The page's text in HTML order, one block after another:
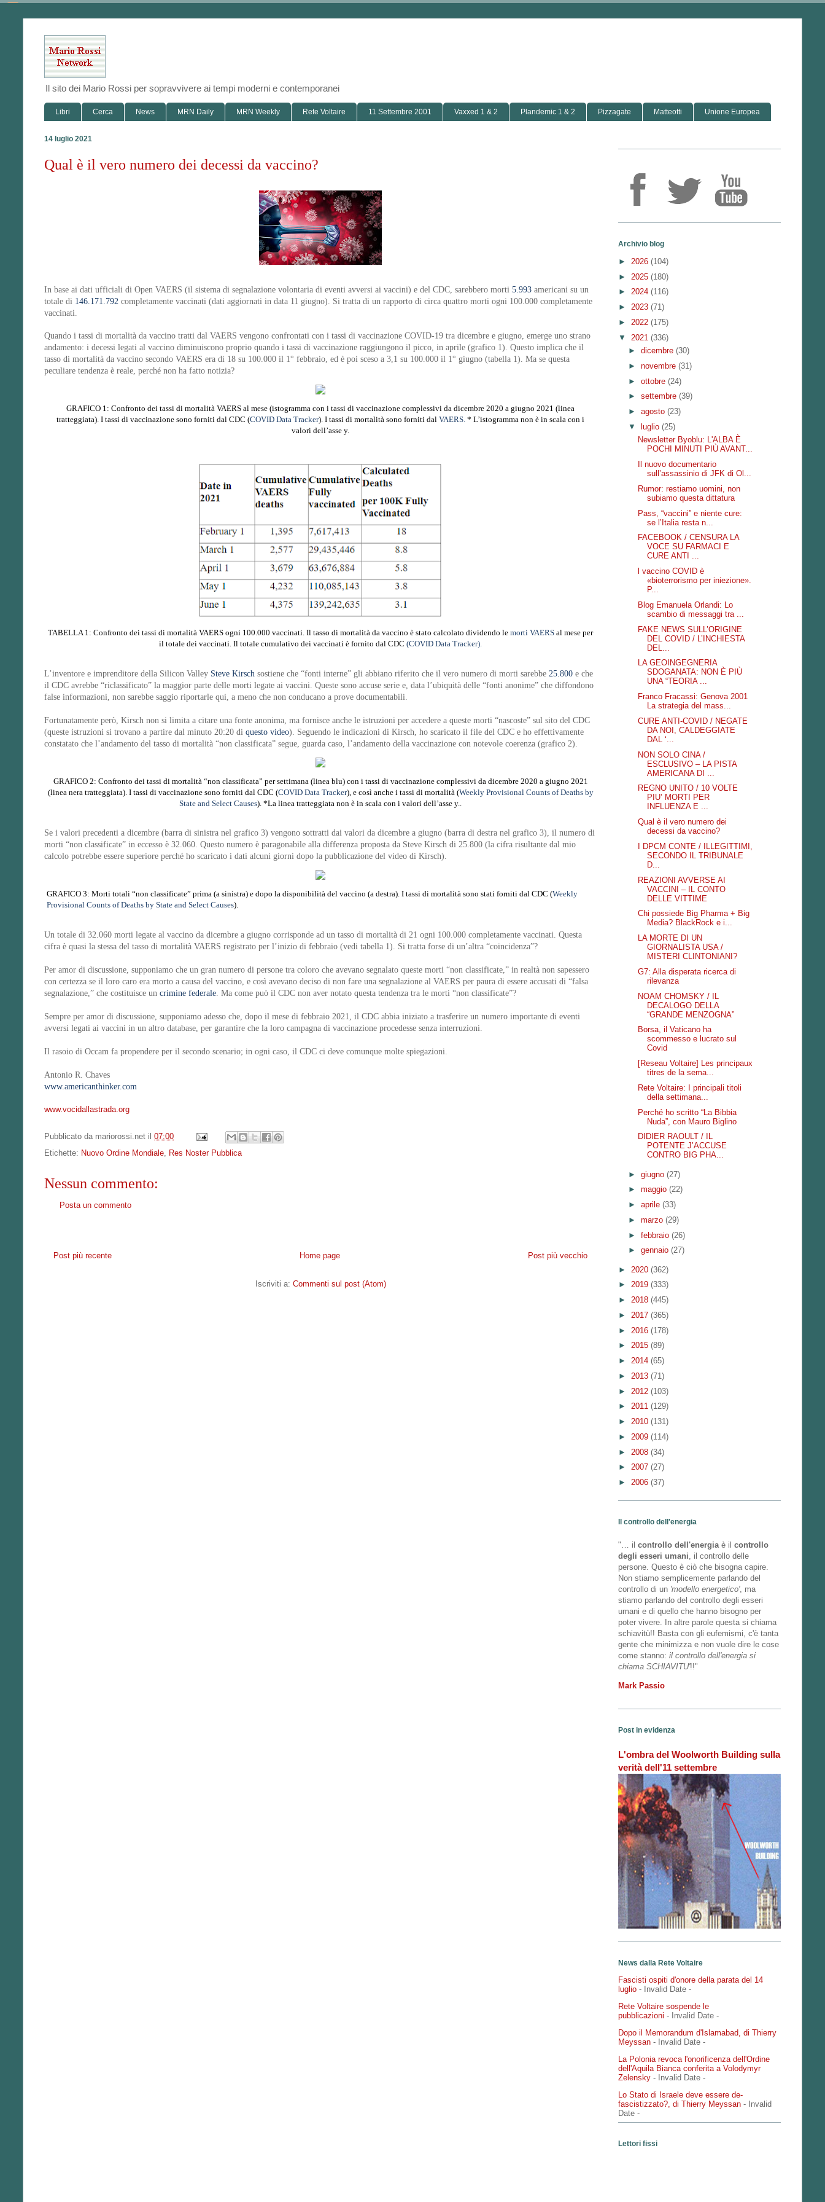
Il sito dei Mario Rossi per sopravvivere ai tempi moderni e contemporanei
Libri Cerca News MRN Daily MRN Weekly Rete Voltaire 11 Settembre 2001 Vaxxed 1 & 2 Plandemic 1 & 2 Pizzagate Matteotti Unione Europea
14 luglio 2021
Qual è il vero numero dei decessi da vaccino?
In base ai dati ufficiali di Open VAERS (il sistema di segnalazione volontaria di eventi avversi ai vaccini) e del CDC, sarebbero morti 5.993 americani su un
totale di 146.171.792 completamente vaccinati (dati aggiornati in data 11 giugno). Si tratta di un rapporto di circa quattro morti ogni 100.000 completamente
vaccinati.
Quando i tassi di mortalità da vaccino tratti dal VAERS vengono confrontati con i tassi di vaccinazione COVID-19 tra dicembre e giugno, emerge uno strano
andamento: i decessi legati al vaccino diminuiscono proprio quando i tassi di vaccinazione raggiungono il picco, in aprile (grafico 1). Questo implica che il
tasso di mortalità da vaccino secondo VAERS era di 18 su 100.000 il 1° febbraio, ed è poi sceso a 3,1 su 100.000 il 1° giugno (tabella 1). Ma se questa
peculiare tendenza è reale, perché non ha fatto notizia?
GRAFICO 1: Confronto dei tassi di mortalità VAERS al mese (istogramma con i tassi di vaccinazione complessivi da dicembre 2020 a giugno 2021 (linea
tratteggiata). I tassi di vaccinazione sono forniti dal CDC (COVID Data Tracker). I tassi di mortalità sono forniti dal VAERS. * L’istogramma non è in scala con i
valori dell’asse y.
TABELLA 1: Confronto dei tassi di mortalità VAERS ogni 100.000 vaccinati. Il tasso di mortalità da vaccino è stato calcolato dividendo le morti VAERS al mese per
il totale dei vaccinati. Il totale cumulativo dei vaccinati è fornito dal CDC (COVID Data Tracker).
L’inventore e imprenditore della Silicon Valley Steve Kirsch sostiene che “fonti interne” gli abbiano riferito che il vero numero di morti sarebbe 25.800 e che
il CDC avrebbe “riclassificato” la maggior parte delle morti legate ai vaccini. Queste sono accuse serie e, data l’ubiquità delle “fonti anonime” che diffondono
false informazioni, non sarebbe saggio riportarle qui, a meno che non conducano a prove documentabili.
Fortunatamente però, Kirsch non si limita a citare una fonte anonima, ma fornisce anche le istruzioni per accedere a queste morti “nascoste” sul sito del CDC
(queste istruzioni si trovano a partire dal minuto 20:20 di questo video). Seguendo le indicazioni di Kirsch, ho scaricato il file del CDC e ho effettivamente
constatato che l’andamento del tasso di mortalità “non classificata” segue, guarda caso, l’andamento della vaccinazione con notevole coerenza (grafico 2).
GRAFICO 2: Confronto dei tassi di mortalità “non classificata” per settimana (linea blu) con i tassi di vaccinazione complessivi da dicembre 2020 a giugno 2021
(linea nera tratteggiata). I tassi di vaccinazione sono forniti dal CDC (COVID Data Tracker), e così anche i tassi di mortalità (Weekly Provisional Counts of Deaths by
State and Select Causes). *La linea tratteggiata non è in scala con i valori dell’asse y.
Se i valori precedenti a dicembre (barra di sinistra nel grafico 3) vengono sottratti dai valori da dicembre a giugno (barra di destra nel grafico 3), il numero di
morti “non classificate” in eccesso è 32.060. Questo numero è paragonabile alla differenza proposta da Steve Kirsch di 25.800 (la cifra risultante dal mio
calcolo potrebbe essere superiore perché ho scaricato i dati alcuni giorni dopo la pubblicazione del video di Kirsch).
GRAFICO 3: Morti totali “non classificate” prima (a sinistra) e dopo la disponibilità del vaccino (a destra). I tassi di mortalità sono stati forniti dal CDC (Weekly
Provisional Counts of Deaths by State and Select Causes).
Un totale di 32.060 morti legate al vaccino da dicembre a giugno corrisponde ad un tasso di mortalità di 21 ogni 100.000 completamente vaccinati. Questa
cifra è quasi la stessa del tasso di mortalità VAERS registrato per l’inizio di febbraio (vedi tabella 1). Si tratta forse di un’altra “coincidenza”?
Per amor di discussione, supponiamo che un gran numero di persone tra coloro che avevano segnalato queste morti “non classificate,” in realtà non sapessero
con certezza se il loro caro era morto a causa del vaccino, e così avevano deciso di non fare una segnalazione al VAERS per paura di essere accusati di “falsa
segnalazione,” che costituisce un crimine federale . Ma come può il CDC non aver notato questa tendenza tra le morti “non classificate”?
Sempre per amor di discussione, supponiamo adesso che, dopo il mese di febbraio 2021, il CDC abbia iniziato a trasferire un numero importante di eventi
avversi legati ai vaccini in un altro database, per garantire che la loro campagna di vaccinazione procedesse senza interruzioni.
Il rasoio di Occam fa propendere per il secondo scenario; in ogni caso, il CDC ci deve comunque molte spiegazioni.
Antonio R. Chaves
www.americanthinker.com
www.vocidallastrada.org
Pubblicato da mariorossi.net il 07:00
Etichette: Nuovo Ordine Mondiale Res Noster Pubblica
Nessun commento:
Posta un commento
Post più recente Post più vecchio
Home page
Iscriviti a: Commenti sul post (Atom)
Archivio blog
► 2026 (104)
► 2025 (180)
► 2024 (116)
► 2023 (71)
► 2022 (175)
▼ 2021 (336)
► dicembre (30)
► novembre (31)
► ottobre (24)
► settembre (39)
► agosto (23)
▼
luglio (25)
Newsletter Byoblu: L'ALBA È
POCHI MINUTI PIÙ AVANT...
Il nuovo documentario
sull’assassinio di JFK di Ol...
Rumor: restiamo uomini, non
subiamo questa dittatura
Pass, “vaccini” e niente cure:
se l’Italia resta n...
FACEBOOK / CENSURA LA
VOCE SU FARMACI E
CURE ANTI ...
l vaccino COVID è
«bioterrorismo per iniezione».
P...
Blog Emanuela Orlandi: Lo
scambio di messaggi tra ...
FAKE NEWS SULL’ORIGINE
DEL COVID / L’INCHIESTA
DEL...
LA GEOINGEGNERIA
SDOGANATA: NON È PIÙ
UNA “TEORIA ...
Franco Fracassi: Genova 2001
La strategia del mass...
CURE ANTI-COVID / NEGATE
DA NOI, CALDEGGIATE
DAL ‘...
NON SOLO CINA /
ESCLUSIVO – LA PISTA
AMERICANA DI ...
REGNO UNITO / 10 VOLTE
PIU’ MORTI PER
INFLUENZA E ...
Qual è il vero numero dei
decessi da vaccino?
I DPCM CONTE / ILLEGITTIMI,
SECONDO IL TRIBUNALE
D...
REAZIONI AVVERSE AI
VACCINI – IL CONTO
DELLE VITTIME
Chi possiede Big Pharma + Big
Media? BlackRock e i...
LA MORTE DI UN
GIORNALISTA USA /
MISTERI CLINTONIANI?
G7: Alla disperata ricerca di
rilevanza
NOAM CHOMSKY / IL
DECALOGO DELLA
“GRANDE MENZOGNA”
Borsa, il Vaticano ha
scommesso e lucrato sul
Covid
[Reseau Voltaire] Les principaux
titres de la sema...
Rete Voltaire: I principali titoli
della settimana...
Perché ho scritto “La Bibbia
Nuda”, con Mauro Biglino
DIDIER RAOULT / IL
POTENTE J’ACCUSE
CONTRO BIG PHA...
► giugno (27)
► maggio (22)
► aprile (33)
► marzo (29)
► febbraio (26)
► gennaio (27)
► 2020 (362)
► 2019 (333)
► 2018 (445)
► 2017 (365)
► 2016 (178)
► 2015 (89)
► 2014 (65)
► 2013 (71)
► 2012 (103)
► 2011 (129)
► 2010 (131)
► 2009 (114)
► 2008 (34)
► 2007 (27)
► 2006 (37)
Il controllo dell'energia
"… il controllo dell'energia è il controllo
degli esseri umani , il controllo delle
persone. Questo è ciò che bisogna capire.
Non stiamo semplicemente parlando del
controllo di un 'modello energetico', ma
stiamo parlando del controllo degli esseri
umani e di quello che hanno bisogno per
poter vivere. In altre parole questa si chiama
schiavitù!! Basta con gli eufemismi, c'è tanta
gente che minimizza e non vuole dire le cose
come stanno: il controllo dell'energia si
chiama SCHIAVITU'!!"
Mark Passio
Post in evidenza
L'ombra del Woolworth Building sulla
verità dell'11 settembre
News dalla Rete Voltaire
Fascisti ospiti d'onore della parata del 14
luglio - Invalid Date -
Rete Voltaire sospende le
pubblicazioni - Invalid Date -
Dopo il Memorandum d'Islamabad, di Thierry
Meyssan - Invalid Date -
La Polonia revoca l'onorificenza dell'Ordine
dell'Aquila Bianca conferita a Volodymyr
Zelensky - Invalid Date -
Lo Stato di Israele deve essere de-
fascistizzato?, di Thierry Meyssan - Invalid
Date -
Lettori fissi